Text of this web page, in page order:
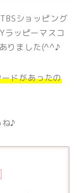
ショッピング
ラッピーマスコ
りました(^^♪
ドがあったの
♪